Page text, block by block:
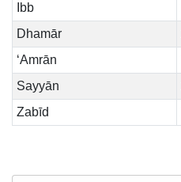
Ibb
Dhamār
‘Amrān
Sayyān
Zabīd